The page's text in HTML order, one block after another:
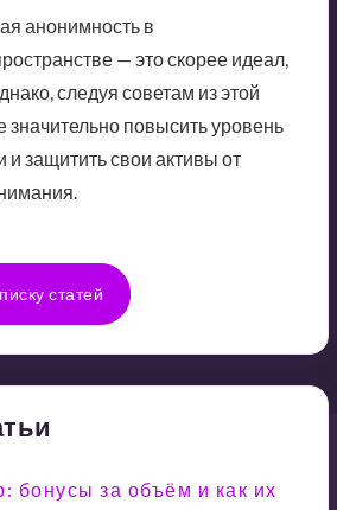
анонимность в
— это скорее идеал,
следуя советам из этой
значительно повысить уровень
и защитить свои активы от
статей
бонусы за объём и как их